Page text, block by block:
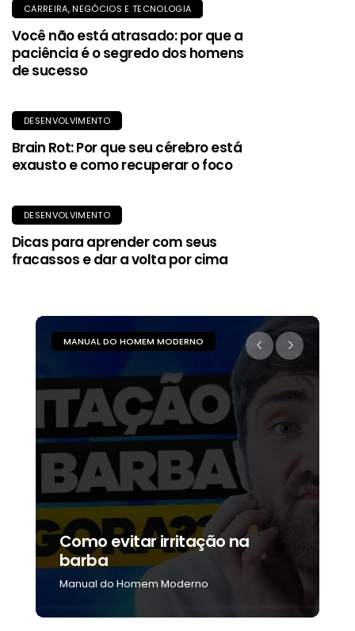
CARREIRA, NEGÓCIOS E TECNOLOGIA
Você não está atrasado: por que a
paciência é o segredo dos homens
de sucesso
DESENVOLVIMENTO
Brain Rot: Por que seu cérebro está
exausto e como recuperar o foco
DESENVOLVIMENTO
Dicas para aprender com seus
fracassos e dar a volta por cima
MANUAL DO HOMEM MODERNO
Como evitar irritação na
barba
Manual do Homem Moderno